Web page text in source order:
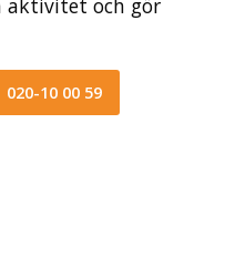
aktivitet och gör
020-10 00 59